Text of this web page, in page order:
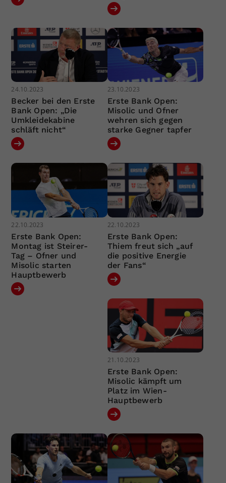
24.10.2023
Becker bei den Erste
Bank Open: „Die
Umkleidekabine
schläft nicht“
23.10.2023
Erste Bank Open:
Misolic und Ofner
wehren sich gegen
starke Gegner tapfer
22.10.2023
Erste Bank Open:
Montag ist Steirer-
Tag – Ofner und
Misolic starten
Hauptbewerb
22.10.2023
Erste Bank Open:
Thiem freut sich „auf
die positive Energie
der Fans“
21.10.2023
Erste Bank Open:
Misolic kämpft um
Platz im Wien-
Hauptbewerb